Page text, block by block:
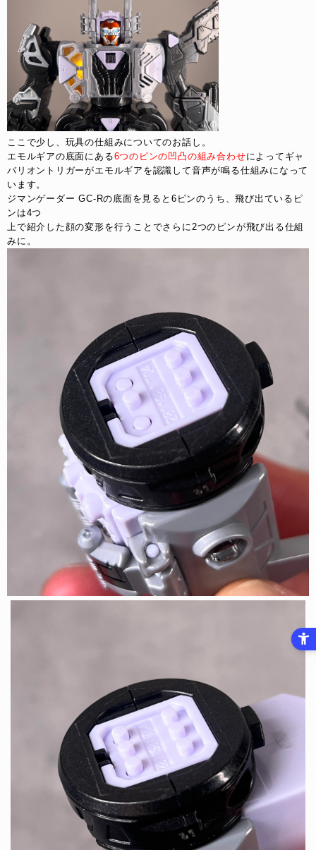
ここで少し、玩具の仕組みについてのお話し。
エモルギアの底面にある6つのピンの凹凸の組み合わせによってギャ
バリオントリガーがエモルギアを認識して音声が鳴る仕組みになって
います。
ジマンゲーダー GC-Rの底面を見ると6ピンのうち、飛び出ているピ
ンは4つ
上で紹介した顔の変形を行うことでさらに2つのピンが飛び出る仕組
みに。